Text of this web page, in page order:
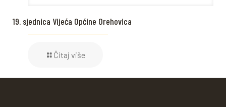
19. sjednica Vijeća Općine Orehovica
Čitaj više